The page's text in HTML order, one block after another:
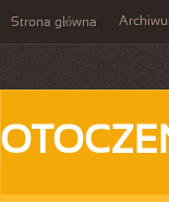
Strona główna